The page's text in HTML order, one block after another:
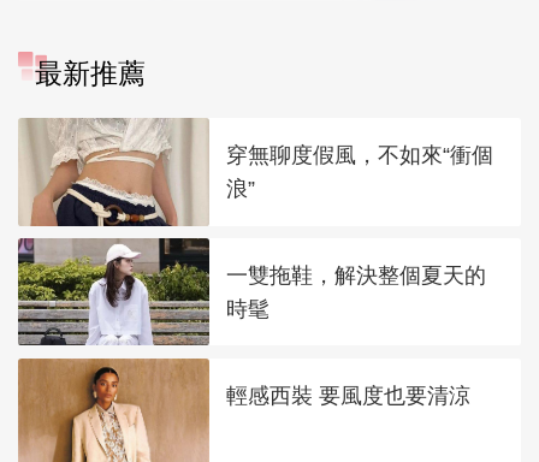
最新推薦
穿無聊度假風，不如來“衝個
浪”
一雙拖鞋，解決整個夏天的
時髦
輕感西裝 要風度也要清涼